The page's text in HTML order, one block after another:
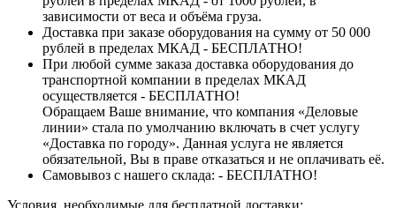
зависимости от веса и объёма груза.
Доставка при заказе оборудования на сумму от 50 000
рублей в пределах МКАД - БЕСПЛАТНО!
При любой сумме заказа доставка оборудования до
транспортной компании в пределах МКАД
осуществляется - БЕСПЛАТНО!
Обращаем Ваше внимание, что компания «Деловые
линии» стала по умолчанию включать в счет услугу
«Доставка по городу». Данная услуга не является
обязательной, Вы в праве отказаться и не оплачивать её.
Самовывоз с нашего склада: - БЕСПЛАТНО!
Условия, необходимые для бесплатной доставки: